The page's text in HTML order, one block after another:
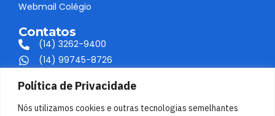
Política de Privacidade
Nós utilizamos cookies e outras tecnologias semelhantes
Webmail Colégio
Contatos
(14) 3262-9400
(14) 99745-8726
Av. Marginal Vereador Delfino Tendolo, D1200
Agudos/SP